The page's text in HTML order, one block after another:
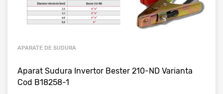
APARATE DE SUDURA
Aparat Sudura Invertor Bester 210-ND Varianta
Cod B18258-1